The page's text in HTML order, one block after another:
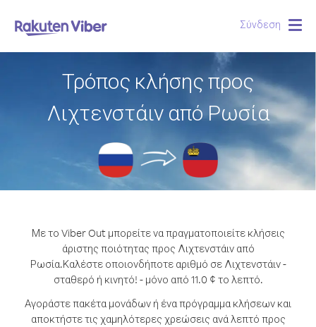
Σύνδεση
Τρόπος κλήσης προς
Λιχτενστάιν από Ρωσία
Με το Viber Out μπορείτε να πραγματοποιείτε κλήσεις
άριστης ποιότητας προς Λιχτενστάιν από
Ρωσία.Καλέστε οποιονδήποτε αριθμό σε Λιχτενστάιν -
σταθερό ή κινητό! - μόνο από 11.0 ¢ το λεπτό.
Αγοράστε πακέτα μονάδων ή ένα πρόγραμμα κλήσεων και
αποκτήστε τις χαμηλότερες χρεώσεις ανά λεπτό προς